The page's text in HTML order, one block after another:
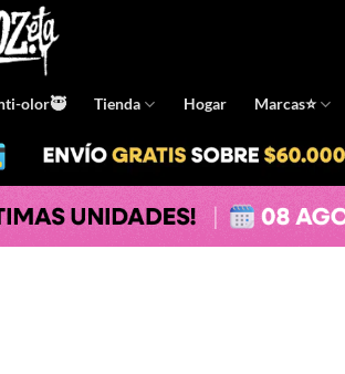
olor🥷 Tienda Hogar Marcas⭐️